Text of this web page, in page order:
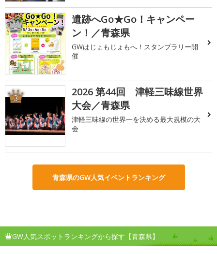
2
遺跡へGo★Go！キャンペー
ン！／青森県
GWはじょもじょもへ！スタンプラリー開
催
3
2026 第44回 津軽三味線世界
大会／青森県
津軽三味線の世界一を決める最大規模の大
会
青森県のGW人気イベントランキング
GW人気スポットランキングから探す【青森県】